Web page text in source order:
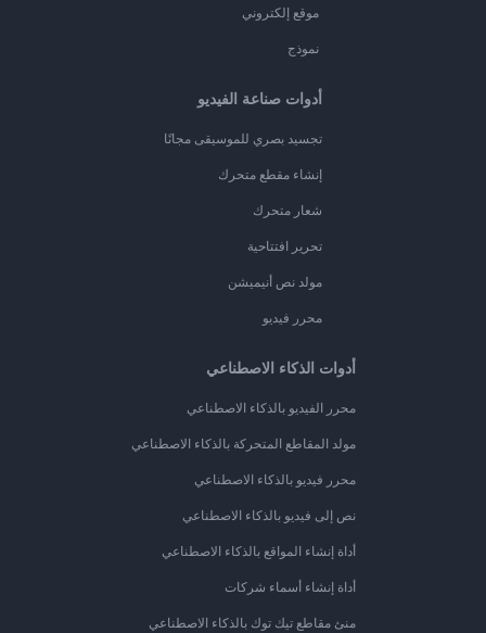
موقع إلكتروني
نموذج
أدوات صناعة الفيديو
تجسيد بصري للموسيقى مجانًا
إنشاء مقطع متحرك
شعار متحرك
تحرير افتتاحية
مولد نص أنيميشن
محرر فيديو
أدوات الذكاء الاصطناعي
محرر الفيديو بالذكاء الاصطناعي
مولد المقاطع المتحركة بالذكاء الاصطناعي
محرر فيديو بالذكاء الاصطناعي
نص إلى فيديو بالذكاء الاصطناعي
أداة إنشاء المواقع بالذكاء الاصطناعي
أداة إنشاء أسماء شركات
منئ مقاطع تيك توك بالذكاء الاصطناعي